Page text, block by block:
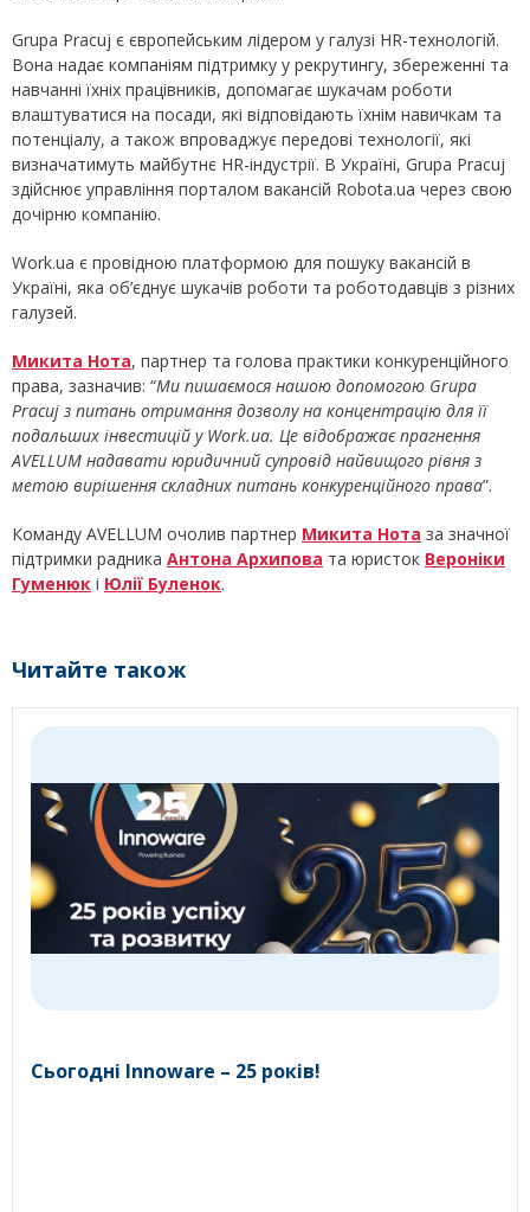
Grupa Pracuj є європейським лідером у галузі HR-технологій.
Вона надає компаніям підтримку у рекрутингу, збереженні та
навчанні їхніх працівників, допомагає шукачам роботи
влаштуватися на посади, які відповідають їхнім навичкам та
потенціалу, а також впроваджує передові технології, які
визначатимуть майбутнє HR-індустрії. В Україні, Grupa Pracuj
здійснює управління порталом вакансій Robota.ua через свою
дочірню компанію.
Work.ua є провідною платформою для пошуку вакансій в
Україні, яка об’єднує шукачів роботи та роботодавців з різних
галузей.
Микита Нота, партнер та голова практики конкуренційного
права, зазначив: “Ми пишаємося нашою допомогою Grupa
Pracuj з питань отримання дозволу на концентрацію для її
подальших інвестицій у Work.ua. Це відображає прагнення
AVELLUM надавати юридичний супровід найвищого рівня з
метою вирішення складних питань конкуренційного права”.
Команду AVELLUM очолив партнер Микита Нота за значної
підтримки радника Антона Архипова та юристок Вероніки
Гуменюк і Юлії Буленок.
Читайте також
Сьогодні Innoware – 25 років!